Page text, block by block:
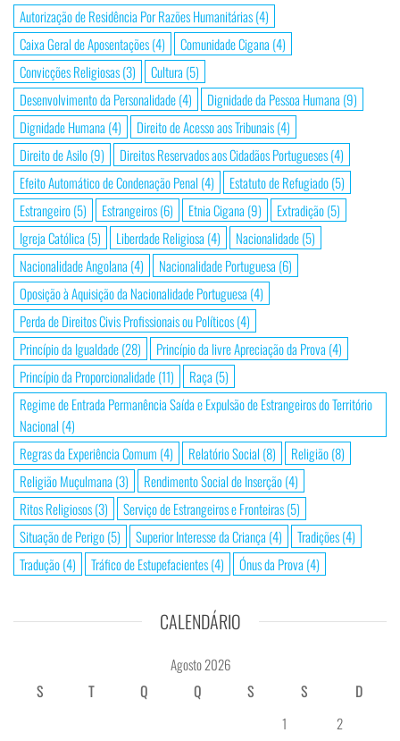
Autorização de Residência Por Razões Humanitárias(4)
Caixa Geral de Aposentações(4) Comunidade Cigana (4)
Convicções Religiosas(3) Cultura (5)
Desenvolvimento da Personalidade(4) Dignidade da Pessoa Humana (9)
Dignidade Humana (4) Direito de Acesso aos Tribunais(4)
Direito de Asilo(9) Direitos Reservados aos Cidadãos Portugueses(4)
Efeito Automático de Condenação Penal (4) Estatuto de Refugiado(5)
Estrangeiro(5) Estrangeiros(6) Etnia Cigana (9) Extradição(5)
Igreja Católica (5) Liberdade Religiosa (4) Nacionalidade(5)
Nacionalidade Angolana (4) Nacionalidade Portuguesa (6)
Oposição à Aquisição da Nacionalidade Portuguesa (4)
Perda de Direitos Civis Profissionais ou Políticos(4)
Princípio da Igualdade(28) Princípio da livre Apreciação da Prova (4)
Princípio da Proporcionalidade(11) Raça (5)
Regime de Entrada Permanência Saída e Expulsão de Estrangeiros do Território
Nacional (4)
Regras da Experiência Comum (4) Relatório Social (8) Religião(8)
Religião Muçulmana (3) Rendimento Social de Inserção(4)
Ritos Religiosos(3) Serviço de Estrangeiros e Fronteiras(5)
Situação de Perigo(5) Superior Interesse da Criança (4) Tradições(4)
Tradução(4) Tráfico de Estupefacientes(4) Ónus da Prova (4)
CALENDÁRIO
Agosto 2026
S
T Q Q S S
D
1
2